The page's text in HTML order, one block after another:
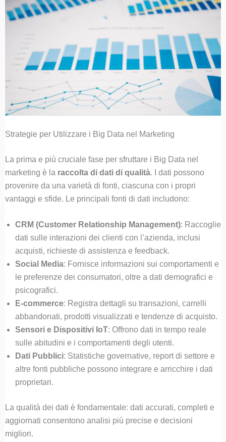
Strategie per Utilizzare i Big Data nel Marketing
La prima e più cruciale fase per sfruttare i Big Data nel
marketing è la raccolta di dati di qualità. I dati possono
provenire da una varietà di fonti, ciascuna con i propri
vantaggi e sfide. Le principali fonti di dati includono:
CRM (Customer Relationship Management): Raccoglie
dati sulle interazioni dei clienti con l’azienda, inclusi
acquisti, richieste di assistenza e feedback.
Social Media: Fornisce informazioni sui comportamenti e
le preferenze dei consumatori, oltre a dati demografici e
psicografici.
E-commerce: Registra dettagli su transazioni, carrelli
abbandonati, prodotti visualizzati e tendenze di acquisto.
Sensori e Dispositivi IoT: Offrono dati in tempo reale
sulle abitudini e i comportamenti degli utenti.
Dati Pubblici: Statistiche governative, report di settore e
altre fonti pubbliche possono integrare e arricchire i dati
proprietari.
La qualità dei dati è fondamentale: dati accurati, completi e
aggiornati consentono analisi più precise e decisioni
migliori.